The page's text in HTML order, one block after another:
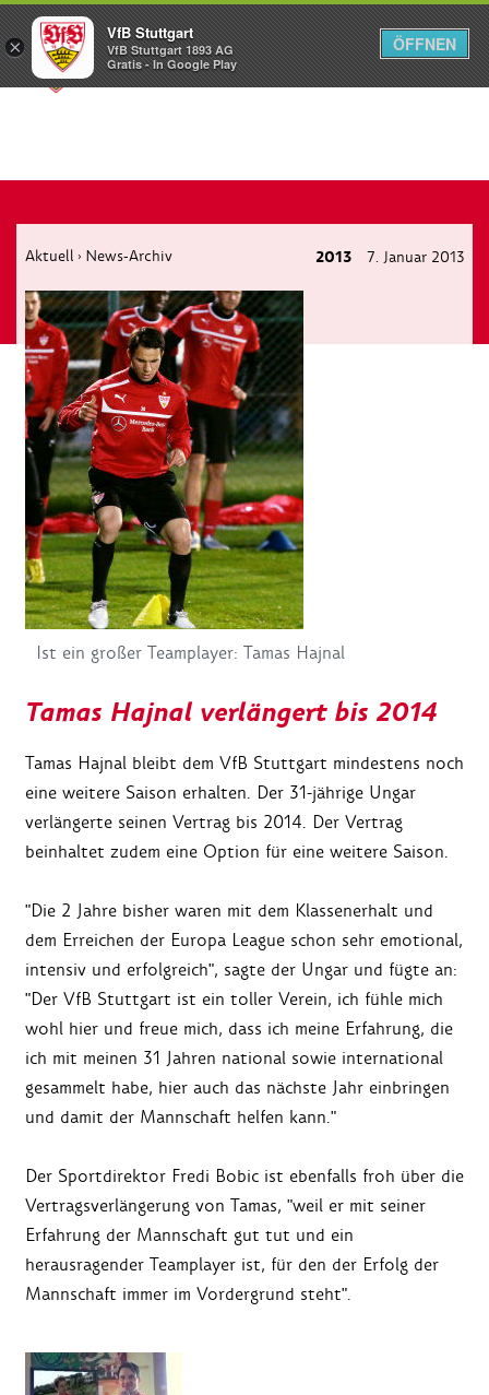
Menü
Aktuell › News-Archiv 2013 7. Januar 2013
Ist ein großer Teamplayer: Tamas Hajnal
Tamas Hajnal verlängert bis 2014
Tamas Hajnal bleibt dem VfB Stuttgart mindestens noch
eine weitere Saison erhalten. Der 31-jährige Ungar
verlängerte seinen Vertrag bis 2014. Der Vertrag
beinhaltet zudem eine Option für eine weitere Saison.
"Die 2 Jahre bisher waren mit dem Klassenerhalt und
dem Erreichen der Europa League schon sehr emotional,
intensiv und erfolgreich", sagte der Ungar und fügte an:
"Der VfB Stuttgart ist ein toller Verein, ich fühle mich
wohl hier und freue mich, dass ich meine Erfahrung, die
ich mit meinen 31 Jahren national sowie international
gesammelt habe, hier auch das nächste Jahr einbringen
und damit der Mannschaft helfen kann."
Der Sportdirektor Fredi Bobic ist ebenfalls froh über die
Vertragsverlängerung von Tamas, "weil er mit seiner
Erfahrung der Mannschaft gut tut und ein
herausragender Teamplayer ist, für den der Erfolg der
Mannschaft immer im Vordergrund steht".
×
VfB Stuttgart
VfB Stuttgart 1893 AG
Gratis - In Google Play
ÖFFNEN